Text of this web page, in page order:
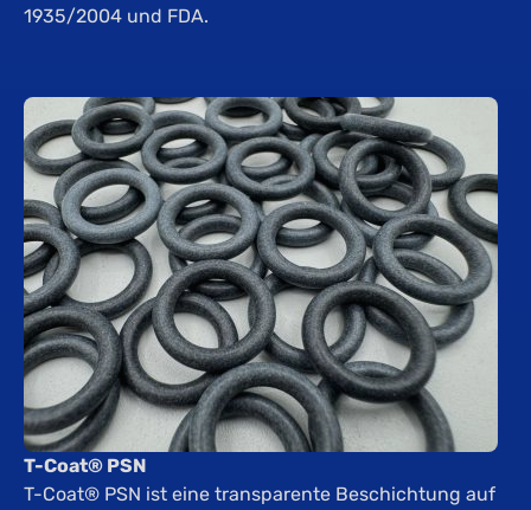
1935/2004 und FDA.
T-Coat® PSN
T-Coat® PSN ist eine transparente Beschichtung auf